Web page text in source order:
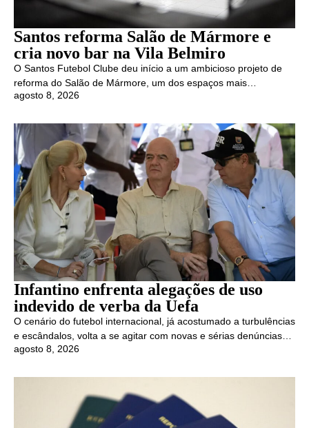
Santos reforma Salão de Mármore e
cria novo bar na Vila Belmiro
O Santos Futebol Clube deu início a um ambicioso projeto de
reforma do Salão de Mármore, um dos espaços mais…
agosto 8, 2026
Infantino enfrenta alegações de uso
indevido de verba da Uefa
O cenário do futebol internacional, já acostumado a turbulências
e escândalos, volta a se agitar com novas e sérias denúncias…
agosto 8, 2026